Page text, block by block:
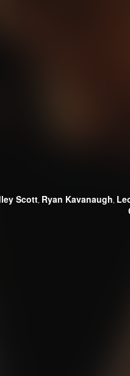
Scott, Ryan Kavanaugh,